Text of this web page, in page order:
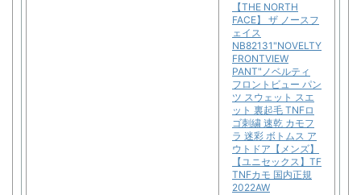
【THE NORTH
FACE】 ザ ノースフ
ェイス
NB82131"NOVELTY
FRONTVIEW
PANT"ノベルティ
フロントビュー パン
ツ スウェット スエ
ット 裏起毛 TNFロ
ゴ刺繍 速乾 カモフ
ラ 迷彩 ボトムス ア
ウトドア【メンズ】
【ユニセックス】TF
TNFカモ 国内正規
2022AW